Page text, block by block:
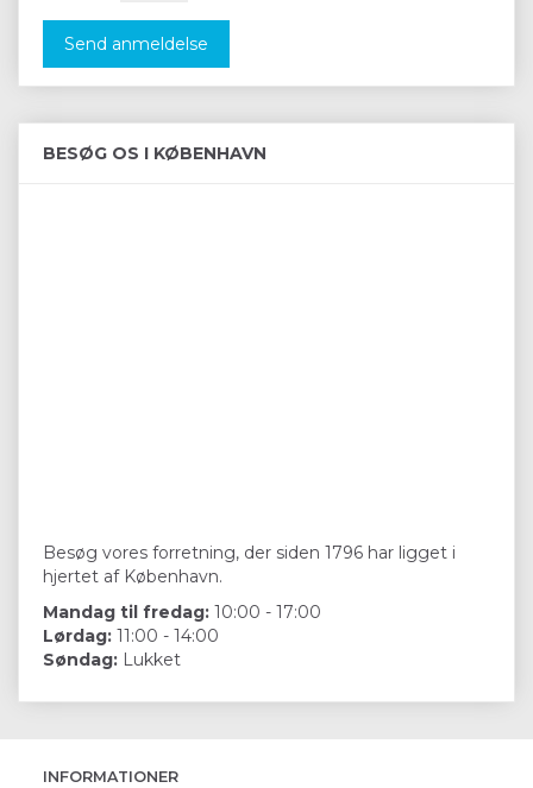
Send anmeldelse
BESØG OS I KØBENHAVN
Besøg vores forretning, der siden 1796 har ligget i
hjertet af København.
Mandag til fredag: 10:00 - 17:00
Lørdag: 11:00 - 14:00
Søndag: Lukket
INFORMATIONER